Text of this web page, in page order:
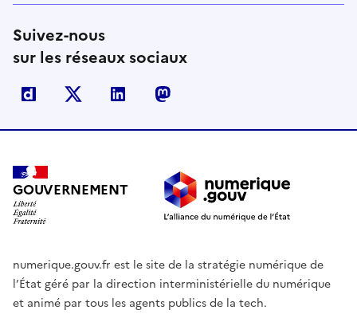
Suivez-nous
sur les réseaux sociaux
Dailymotion Linkedin
GOUVERNEMENT
numerique.gouv.fr est le site de la stratégie numérique de
l’État géré par la direction interministérielle du numérique
et animé par tous les agents publics de la tech.